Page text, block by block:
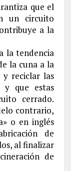
que el
un circuito
a la
la tendencia
la cuna a la
y reciclar las
y que estas
cerrado.
contrario,
o en inglés
de
al finalizar
de